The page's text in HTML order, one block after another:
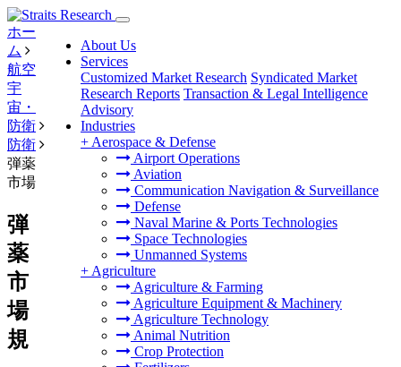
About Us
Services
Customized Market Research Syndicated Market
Research Reports Transaction & Legal Intelligence
Advisory
Industries
+ Aerospace & Defense
Airport Operations
Aviation
Communication Navigation & Surveillance
Defense
Naval Marine & Ports Technologies
Space Technologies
Unmanned Systems
+ Agriculture
Agriculture & Farming
Agriculture Equipment & Machinery
Agriculture Technology
Animal Nutrition
Crop Protection
ホー
ム
航空
宇
宙・
防衛
防衛
弾薬
市場
弾
薬
市
場
規